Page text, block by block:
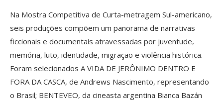
Na Mostra Competitiva de Curta-metragem Sul-americano,
seis produções compõem um panorama de narrativas
ficcionais e documentais atravessadas por juventude,
memória, luto, identidade, migração e violência histórica.
Foram selecionados A VIDA DE JERÔNIMO DENTRO E
FORA DA CASCA, de Andrews Nascimento, representando
o Brasil; BENTEVEO, da cineasta argentina Bianca Bazán